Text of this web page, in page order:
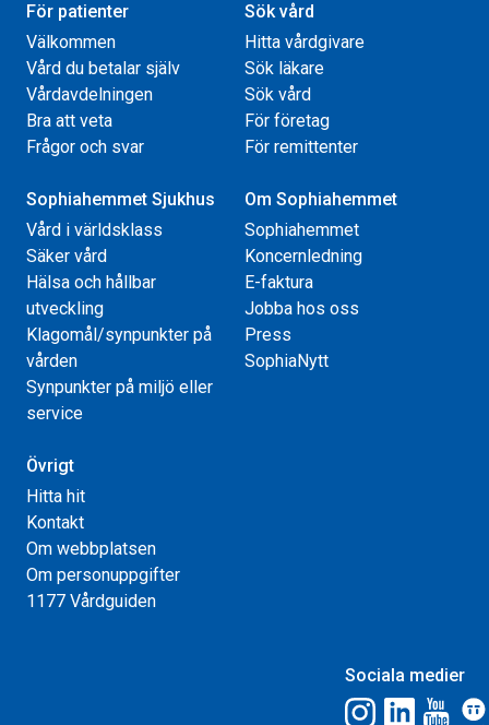
För patienter
Välkommen
Vård du betalar själv
Vårdavdelningen
Bra att veta
Frågor och svar
Sök vård
Hitta vårdgivare
Sök läkare
Sök vård
För företag
För remittenter
Sophiahemmet Sjukhus
Vård i världsklass
Säker vård
Hälsa och hållbar
utveckling
Klagomål/synpunkter på
vården
Synpunkter på miljö eller
service
Om Sophiahemmet
Sophiahemmet
Koncernledning
E-faktura
Jobba hos oss
Press
SophiaNytt
Övrigt
Hitta hit
Kontakt
Om webbplatsen
Om personuppgifter
1177 Vårdguiden
Sociala medier